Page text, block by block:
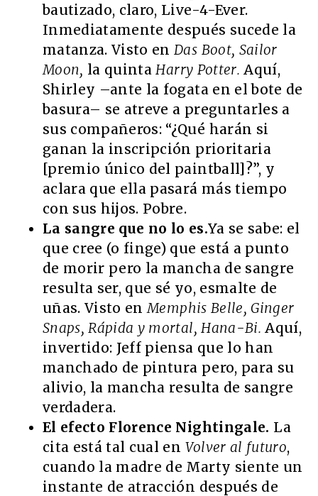
bautizado, claro, Live-4-Ever.
Inmediatamente después sucede la
matanza. Visto enDas Boot, Sailor
Moon, la quintaHarry Potter.Aquí,
Shirley –ante la fogata en el bote de
basura– se atreve a preguntarles a
sus compañeros: “¿Qué harán si
ganan la inscripción prioritaria
[premio único del paintball]?”, y
aclara que ella pasará más tiempo
con sus hijos. Pobre.
La sangre que no lo es.Ya se sabe: el
que cree (o finge) que está a punto
de morir pero la mancha de sangre
resulta ser, que sé yo, esmalte de
uñas. Visto enMemphis Belle, Ginger
Snaps, Rápida y mortal, Hana-Bi.Aquí,
invertido: Jeff piensa que lo han
manchado de pintura pero, para su
alivio, la mancha resulta de sangre
verdadera.
El efecto Florence Nightingale. La
cita está tal cual en Volver al futuro,
cuando la madre de Marty siente un
instante de atracción después de